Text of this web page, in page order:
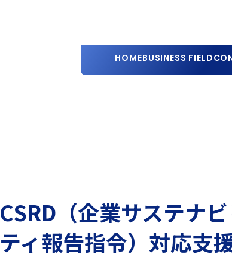
HOMEBUSINESS FIELD
CSRD（企業サステナビ
ティ報告指令）対応支